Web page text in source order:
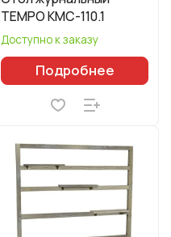
TEMPO КМС-110.1
Доступно к заказу
Подробнее